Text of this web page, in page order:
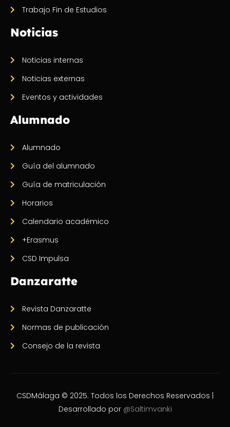
Trabajo Fin de Estudios
Noticias
Noticias internas
Noticias externas
Eventos y actividades
Alumnado
Alumnado
Guía del alumnado
Guía de matriculación
Horarios
Calendario académico
+Erasmus
CSD Impulsa
Danzaratte
Revista Danzaratte
Normas de publicación
Consejo de la revista
CSDMálaga © 2025. Todos los Derechos Reservados |
Desarrollado por @Saltimvanki